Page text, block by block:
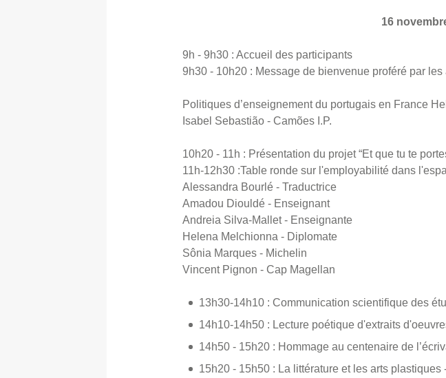
16
9h - 9h30 : Accueil des participants
9h30 - 10h20 : Message de bienvenue proféré par
Politiques d’enseignement du portugais en France
Isabel Sebastião - Camões I.P.
10h20 - 11h : Présentation du projet “Et que tu te
11h-12h30 :Table ronde sur l'employabilité dans
Alessandra Bourlé - Traductrice
Amadou Diouldé - Enseignant
Andreia Silva-Mallet - Enseignante
Helena Melchionna - Diplomate
Sônia Marques - Michelin
Vincent Pignon - Cap Magellan
13h30-14h10 : Communication scientifique des
14h10-14h50 : Lecture poétique d'extraits
14h50 - 15h20 : Hommage au centenaire de
15h20 - 15h50 : La littérature et les arts plastiques